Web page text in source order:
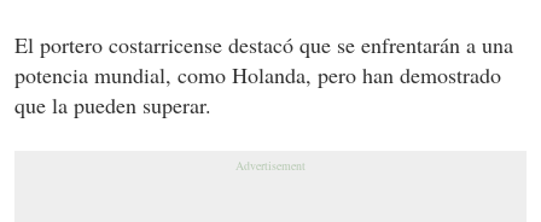
El portero costarricense destacó que se enfrentarán a una
potencia mundial, como Holanda, pero han demostrado
que la pueden superar.